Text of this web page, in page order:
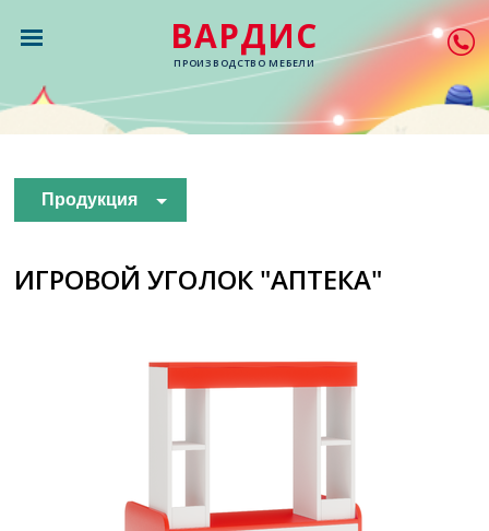
ВАРДИС
ПРОИЗВОДСТВО МЕБЕЛИ
Продукция
ИГРОВОЙ УГОЛОК "АПТЕКА"